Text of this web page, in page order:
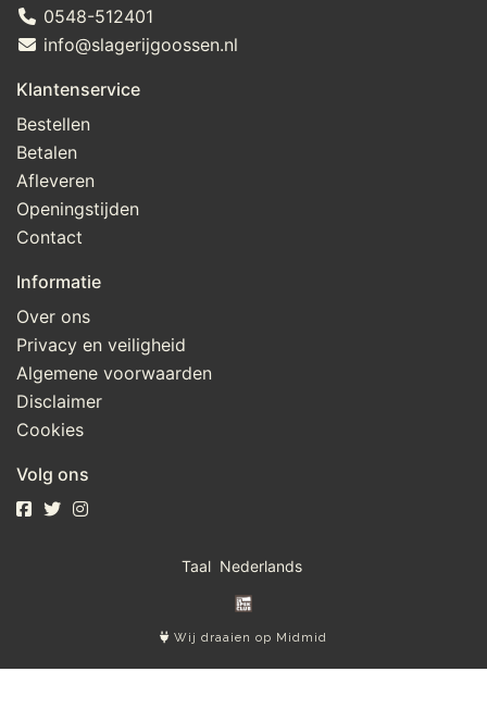
0548-512401
info@slagerijgoossen.nl
Klantenservice
Bestellen
Betalen
Afleveren
Openingstijden
Contact
Informatie
Over ons
Privacy en veiligheid
Algemene voorwaarden
Disclaimer
Cookies
Volg ons
Taal
Wij draaien op Midmid